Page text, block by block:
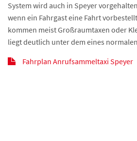
System wird auch in Speyer
wenn ein Fahrgast eine Fahrt
kommen meist Großraumtaxen oder
liegt deutlich unter dem eines
Fahrplan Anrufsammeltaxi Speyer